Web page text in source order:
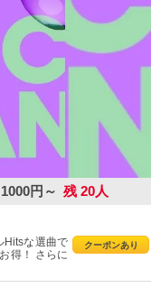
1000円～ 残 20人
クーポンあり
Hitsな選曲で
得！ さらに